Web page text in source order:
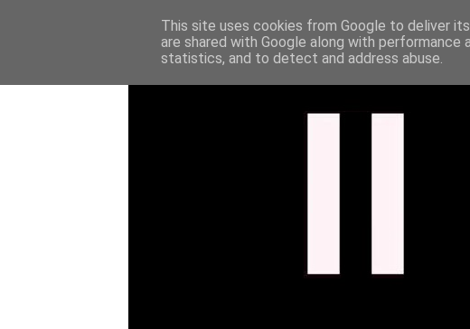
This site uses cookies from Google to deliver
are shared with Google along with
statistics, and to detect and address abuse.